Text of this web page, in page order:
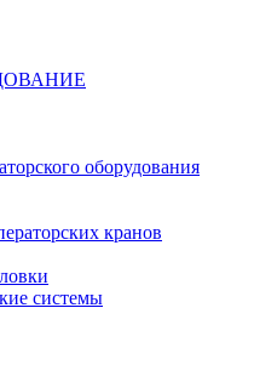
оборудования
кранов
системы